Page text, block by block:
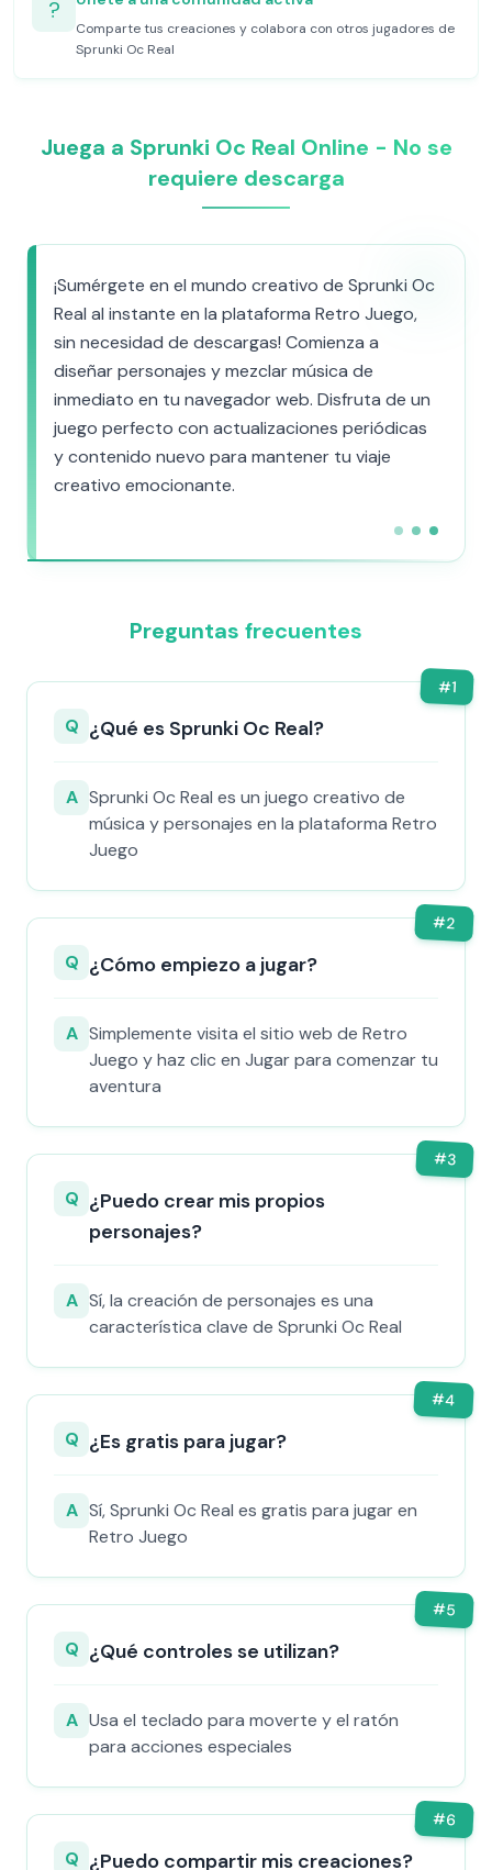
?
Comparte tus creaciones y colabora con otros jugadores de
Sprunki Oc Real
Juega a Sprunki Oc Real Online - No se
requiere descarga
¡Sumérgete en el mundo creativo de Sprunki Oc
Real al instante en la plataforma Retro Juego,
sin necesidad de descargas! Comienza a
diseñar personajes y mezclar música de
inmediato en tu navegador web. Disfruta de un
juego perfecto con actualizaciones periódicas
y contenido nuevo para mantener tu viaje
creativo emocionante.
Preguntas frecuentes
#1
Q ¿Qué es Sprunki Oc Real?
A Sprunki Oc Real es un juego creativo de
música y personajes en la plataforma Retro
Juego
#2
Q ¿Cómo empiezo a jugar?
A Simplemente visita el sitio web de Retro
Juego y haz clic en Jugar para comenzar tu
aventura
#3
Q ¿Puedo crear mis propios
personajes?
A Sí, la creación de personajes es una
característica clave de Sprunki Oc Real
#4
Q ¿Es gratis para jugar?
A Sí, Sprunki Oc Real es gratis para jugar en
Retro Juego
#5
Q ¿Qué controles se utilizan?
A Usa el teclado para moverte y el ratón
para acciones especiales
#6
Q ¿Puedo compartir mis creaciones?